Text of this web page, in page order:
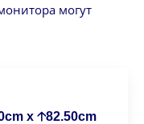
могут
x 🡡82.50cm